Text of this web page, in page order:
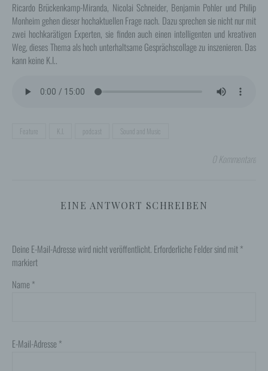
Ricardo Brückenkamp-Miranda, Nicolai Schneider, Benjamin Pohler und Philip
Monheim gehen dieser hochaktuellen Frage nach. Dazu sprechen sie nicht nur mit
zwei hochkarätigen Experten, sie finden auch einen intelligenten und kreativen
Weg, dieses Thema als hoch unterhaltsame Gesprächscollage zu inszenieren. Das
kann keine K.I..
Feature K.I. podcast Sound and Music
0 Kommentare
EINE ANTWORT SCHREIBEN
Deine E-Mail-Adresse wird nicht veröffentlicht. Erforderliche Felder sind mit*
markiert
Name *
E-Mail-Adresse *